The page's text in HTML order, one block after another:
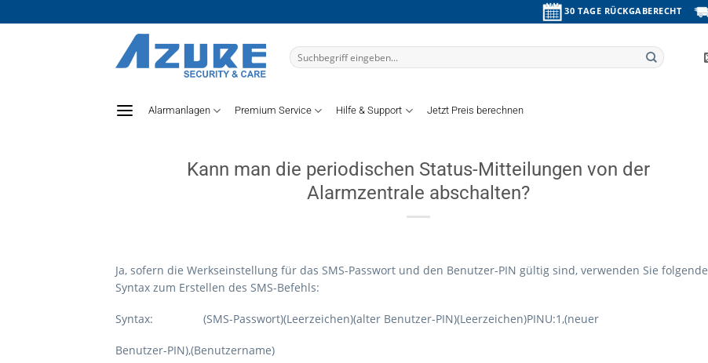
Inhalt
30 TAGE RÜCKGABERECHT
Suchen
nach:
Alarmanlagen Premium Service Hilfe & Support Jetzt Preis berechnen
Kann man die periodischen Status-Mitteilungen von der
Alarmzentrale abschalten?
Ja, sofern die Werkseinstellung für das SMS-Passwort und den Benutzer-PIN gültig sind, verwenden Sie folgende
Syntax zum Erstellen des SMS-Befehls:
Syntax: (SMS-Passwort)(Leerzeichen)(alter Benutzer-PIN)(Leerzeichen)PINU:1,(neuer
Benutzer-PIN),(Benutzername)